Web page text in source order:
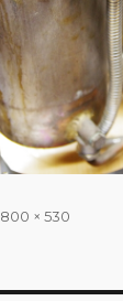
Taille
800 × 530